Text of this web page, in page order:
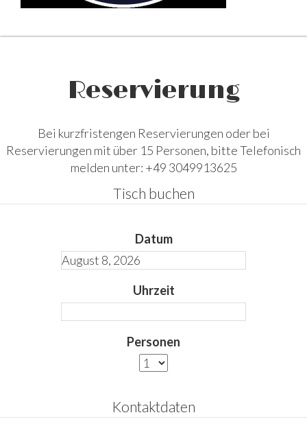
Reservierung
Bei kurzfristengen Reservierungen oder bei
Reservierungen mit über 15 Personen, bitte Telefonisch
melden unter: +49 3049913625
Tisch buchen
Datum
Uhrzeit
Personen
Kontaktdaten